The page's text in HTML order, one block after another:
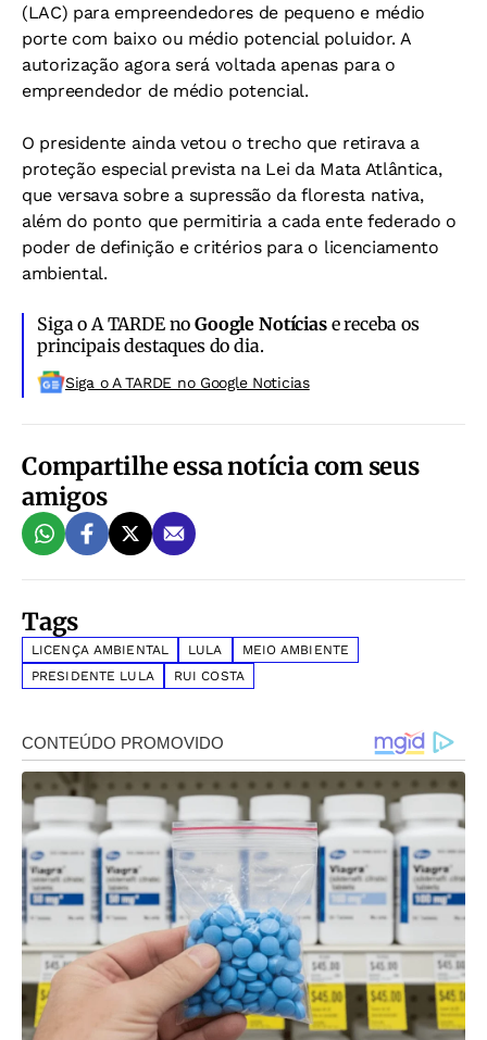
(LAC) para empreendedores de pequeno e médio
porte com baixo ou médio potencial poluidor. A
autorização agora será voltada apenas para o
empreendedor de médio potencial.
O presidente ainda vetou o trecho que retirava a
proteção especial prevista na Lei da Mata Atlântica,
que versava sobre a supressão da floresta nativa,
além do ponto que permitiria a cada ente federado o
poder de definição e critérios para o licenciamento
ambiental.
Siga o A TARDE noGoogle Notíciase receba os
principais destaques do dia.
Siga o A TARDE no Google Noticias
Compartilhe essa notícia com seus
amigos
Tags
LICENÇA AMBIENTAL LULA
MEIO AMBIENTE
PRESIDENTE LULA
RUI COSTA